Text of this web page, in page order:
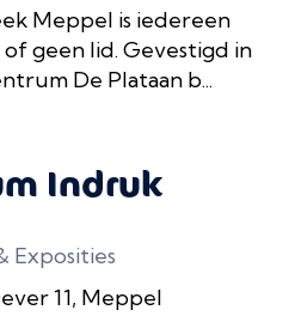
Meppel is iedereen
geen lid. Gevestigd in
De Plataan b...
Indruk
Exposities
11, Meppel